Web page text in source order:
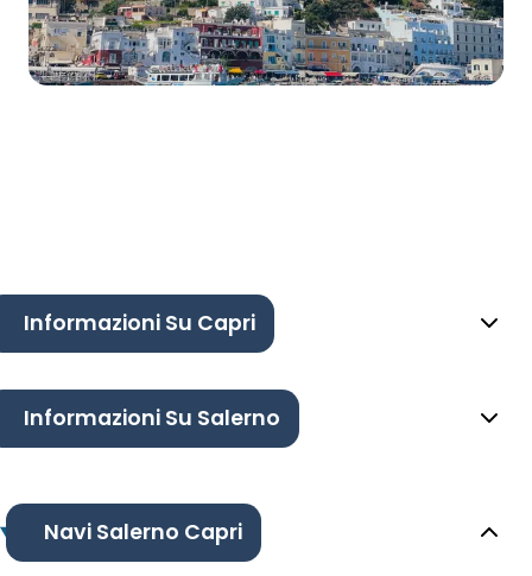
Informazioni Su Capri
Informazioni Su Salerno
Navi Salerno Capri